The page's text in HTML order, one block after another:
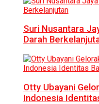
Suri Nusantara
Darah
Otty Ubayani
Indonesia